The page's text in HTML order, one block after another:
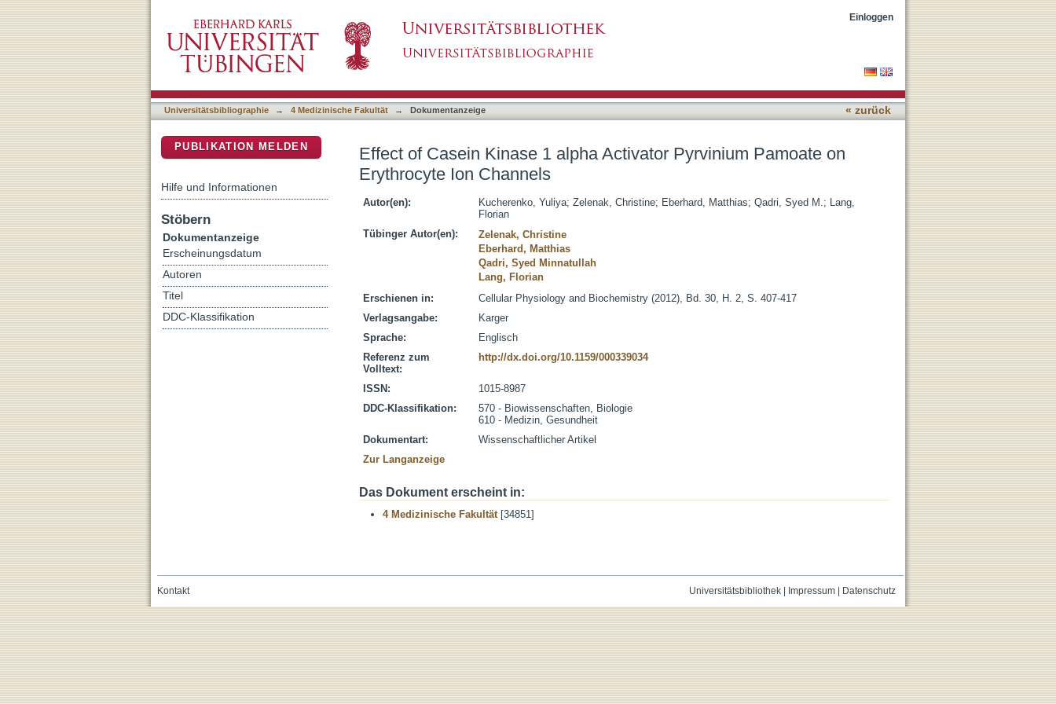
Einloggen
Universitätsbibliographie → 4 Medizinische Fakultät → Dokumentanzeige « zurück
Effect of Casein Kinase 1 alpha Activator Pyrvinium Pamoate on
Erythrocyte Ion Channels
Autor(en): Kucherenko, Yuliya; Zelenak, Christine; Eberhard, Matthias; Qadri, Syed M.; Lang,
Florian
Tübinger Autor(en):
Zelenak, Christine
Eberhard, Matthias
Qadri, Syed Minnatullah
Lang, Florian
Erschienen in:
Cellular Physiology and Biochemistry (2012), Bd. 30, H. 2, S. 407-417
Verlagsangabe:
Karger
Sprache:
Englisch
Referenz zum
Volltext:
http://dx.doi.org/10.1159/000339034
ISSN:
1015-8987
DDC-Klassifikation:
570 - Biowissenschaften, Biologie
610 - Medizin, Gesundheit
Dokumentart:
Wissenschaftlicher Artikel
Zur Langanzeige
Das Dokument erscheint in:
4 Medizinische Fakultät[34851]
PUBLIKATION MELDEN
Hilfe und Informationen
Stöbern
Dokumentanzeige
Erscheinungsdatum
Autoren
Titel
DDC-Klassifikation
Universitätsbibliothek| Impressum| Datenschutz
Kontakt